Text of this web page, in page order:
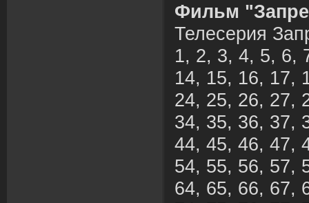
Фильм
Телесерия
1, 2, 3, 4, 5, 6,
14, 15, 16, 17,
24, 25, 26, 27,
34, 35, 36, 37,
44, 45, 46, 47,
54, 55, 56, 57,
64, 65, 66, 67,